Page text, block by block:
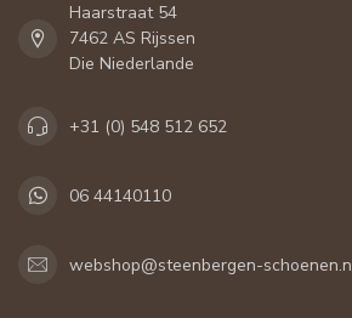
Haarstraat 54
7462 AS Rijssen
Die Niederlande
+31 (0) 548 512 652
06 44140110
webshop@steenbergen-